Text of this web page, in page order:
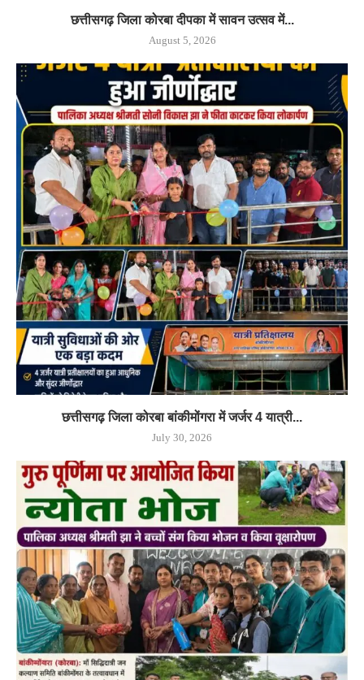
छत्तीसगढ़ जिला कोरबा दीपका में सावन उत्सव में...
August 5, 2026
छत्तीसगढ़ जिला कोरबा बांकीमोंगरा में जर्जर 4 यात्री...
July 30, 2026